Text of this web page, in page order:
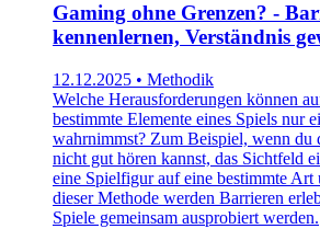
Gaming ohne Grenzen? -
kennenlernen, Verständnis
12.12.2025 • Methodik
Welche Herausforderungen können
bestimmte Elemente eines Spiels nur
wahrnimmst? Zum Beispiel, wenn du
nicht gut hören kannst, das Sichtfeld
eine Spielfigur auf eine bestimmte Art
dieser Methode werden Barrieren
Spiele gemeinsam ausprobiert werden.